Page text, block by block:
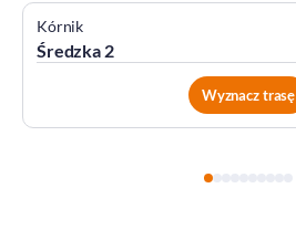
Kórnik
Średzka 2
Wyznacz trasę